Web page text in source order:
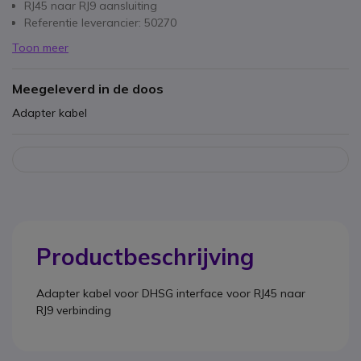
RJ45 naar RJ9 aansluiting
Referentie leverancier: 50270
Toon meer
Meegeleverd in de doos
Adapter kabel
Productbeschrijving
Adapter kabel voor DHSG interface voor RJ45 naar
RJ9 verbinding